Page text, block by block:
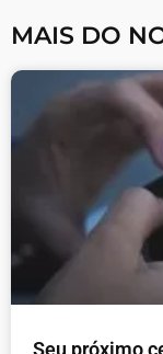
MAIS DO
Seu próximo